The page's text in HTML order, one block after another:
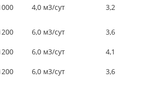
4,0 м3/сут 3,2
6,0 м3/сут
3,6
6,0 м3/сут
4,1
6,0 м3/сут
3,6